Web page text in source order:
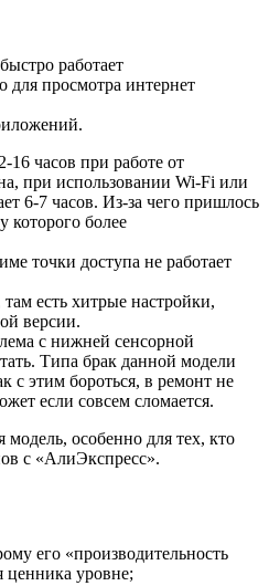
работает
для просмотра интернет
16 часов при работе от
при использовании Wi-Fi или
6-7 часов. Из-за чего пришлось
которого более
точки доступа не работает
есть хитрые настройки,
версии.
с нижней сенсорной
Типа брак данной модели
с этим бороться, в ремонт не
если совсем сломается.
особенно для тех, кто
с «АлиЭкспресс».
его «производительность
ценника уровне;